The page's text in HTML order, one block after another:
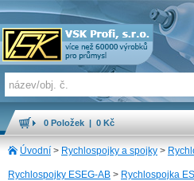
0 Položek | 0 Kč
Úvodní > Rychlospojky a spojky >
Rychlospojky ESEG-AB > Rychlospojka